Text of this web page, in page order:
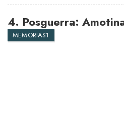
4. Posguerra:
MEMORIAS1